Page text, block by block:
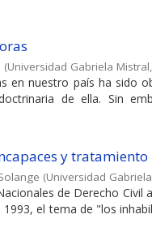
(Universidad Gabriela Mistral,
en nuestro país ha sido
de ella. Sin
y
(Universidad
de Derecho
1993, el tema de "los